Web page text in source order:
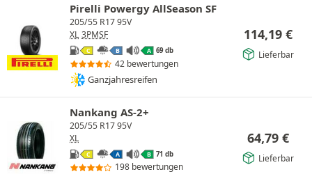
Pirelli Powergy AllSeason SF
205/55 R17 95V
XL 3PMSF
C B A 69 db
42 bewertungen
Ganzjahresreifen
114,19 €
Lieferbar
Nankang AS-2+
205/55 R17 95V
XL
C A B 71 db
198 bewertungen
64,79 €
Lieferbar